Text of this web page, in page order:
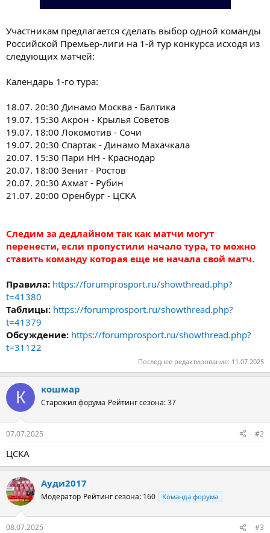
Участникам предлагается сделать выбор одной команды
Российской Премьер-лиги на 1-й тур конкурса исходя из
следующих матчей:
Календарь 1-го тура:
18.07. 20:30 Динамо Москва - Балтика
19.07. 15:30 Акрон - Крылья Советов
19.07. 18:00 Локомотив - Сочи
19.07. 20:30 Спартак - Динамо Махачкала
20.07. 15:30 Пари НН - Краснодар
20.07. 18:00 Зенит - Ростов
20.07. 20:30 Ахмат - Рубин
21.07. 20:00 Оренбург - ЦСКА
Следим за дедлайном так как матчи могут
перенести, если пропустили начало тура, то можно
ставить команду которая еще не начала свой матч.
Правила: https://forumprosport.ru/showthread.php?
t=41380
Таблицы: https://forumprosport.ru/showthread.php?
t=41379
Обсуждение: https://forumprosport.ru/showthread.php?
t=31122
Последнее редактирование: 11.07.2025
К кошмар
Старожил форума Рейтинг сезона: 37
07.07.2025 #2
ЦСКА
Ауди2017
Модератор Рейтинг сезона: 160 Команда форума
08.07.2025 #3